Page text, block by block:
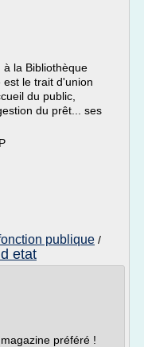
à la Bibliothèque
le trait d'union
du public,
du prêt... ses
publique /
etat
préféré !